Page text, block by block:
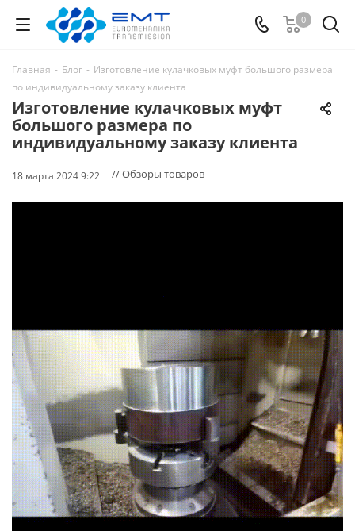
0
Главная - Блог - Изготовление кулачковых муфт большого размера
по индивидуальному заказу клиента
Изготовление кулачковых муфт
большого размера по
индивидуальному заказу клиента
18 марта 2024 9:22 // Обзоры товаров